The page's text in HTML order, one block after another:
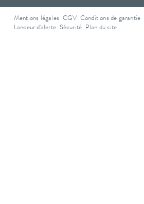
Mentions légales CGV Conditions de garantie
Lanceur d'alerte Sécurité Plan du site